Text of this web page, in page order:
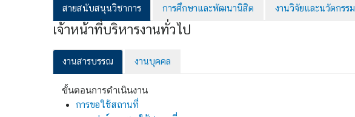
สายสนับสนุนวิชาการ การศึกษาและพัฒนานิสิต งานวิจัยและนวัตกรรม
เจ้าหน้าที่บริหารงานทั่วไป
งานสารบรรณ งานบุคคล
ขั้นตอนการดำเนินงาน
การขอใช้สถานที่